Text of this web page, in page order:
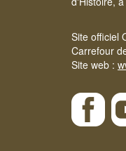
Site officiel
Carrefour
Site web :